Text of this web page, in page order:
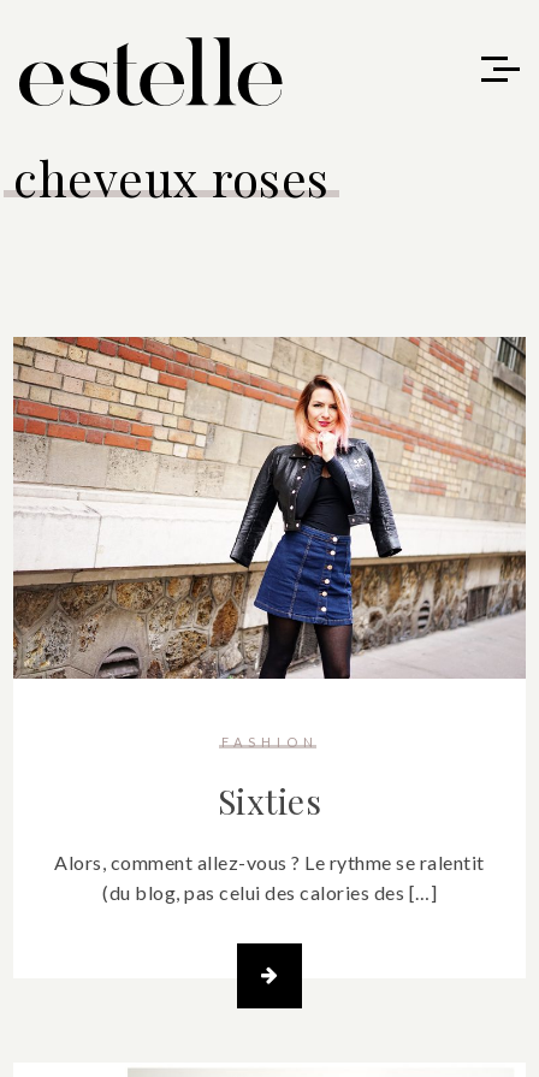
cheveux roses
FASHION
Sixties
Alors, comment allez-vous ? Le rythme se ralentit
(du blog, pas celui des calories des […]